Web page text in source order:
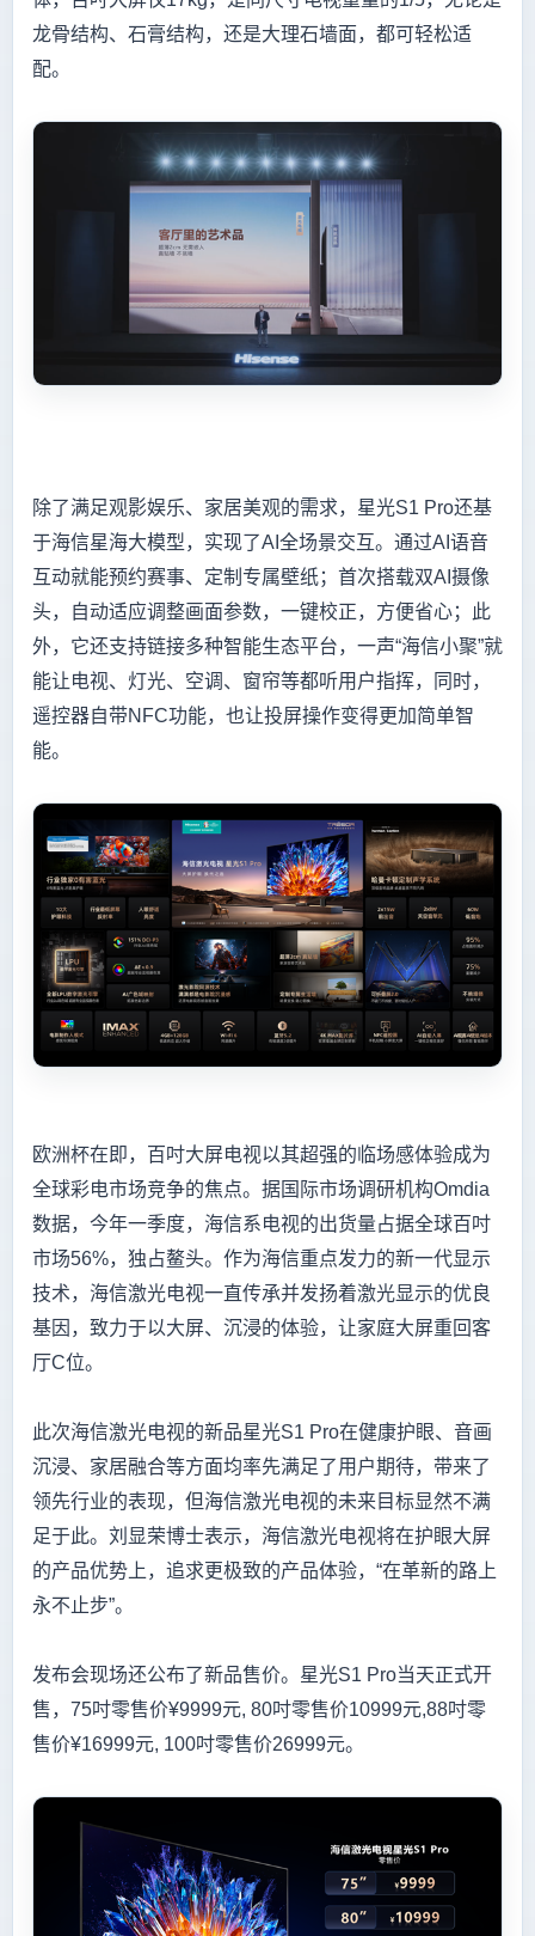
龙骨结构、石膏结构，还是大理石墙面，都可轻松适
配。
除了满足观影娱乐、家居美观的需求，星光S1 Pro还基
于海信星海大模型，实现了AI全场景交互。通过AI语音
互动就能预约赛事、定制专属壁纸；首次搭载双AI摄像
头，自动适应调整画面参数，一键校正，方便省心；此
外，它还支持链接多种智能生态平台，一声“海信小聚”就
能让电视、灯光、空调、窗帘等都听用户指挥，同时，
遥控器自带NFC功能，也让投屏操作变得更加简单智
能。
欧洲杯在即，百吋大屏电视以其超强的临场感体验成为
全球彩电市场竞争的焦点。据国际市场调研机构Omdia
数据，今年一季度，海信系电视的出货量占据全球百吋
市场56%，独占鳌头。作为海信重点发力的新一代显示
技术，海信激光电视一直传承并发扬着激光显示的优良
基因，致力于以大屏、沉浸的体验，让家庭大屏重回客
厅C位。
此次海信激光电视的新品星光S1 Pro在健康护眼、音画
沉浸、家居融合等方面均率先满足了用户期待，带来了
领先行业的表现，但海信激光电视的未来目标显然不满
足于此。刘显荣博士表示，海信激光电视将在护眼大屏
的产品优势上，追求更极致的产品体验，“在革新的路上
永不止步”。
发布会现场还公布了新品售价。星光S1 Pro当天正式开
售，75吋零售价¥9999元, 80吋零售价10999元,88吋零
售价¥16999元, 100吋零售价26999元。